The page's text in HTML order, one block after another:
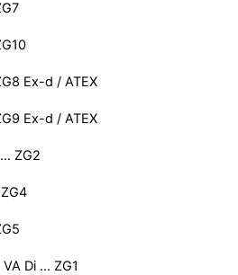
Ex-d / ATEX
Ex-d / ATEX
ZG2
Di … ZG1